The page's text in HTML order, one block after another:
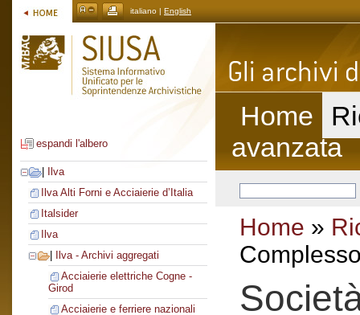
italiano | English
espandi l'albero
Ilva
Ilva Alti Forni e Acciaierie d’Italia
Italsider
Ilva
Ilva - Archivi aggregati
Acciaierie elettriche Cogne -
Girod
Acciaierie e ferriere nazionali
Home
avanzata
Home »